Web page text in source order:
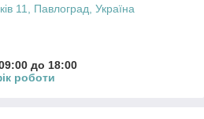
11, Павлоград, Україна
до 18:00
роботи